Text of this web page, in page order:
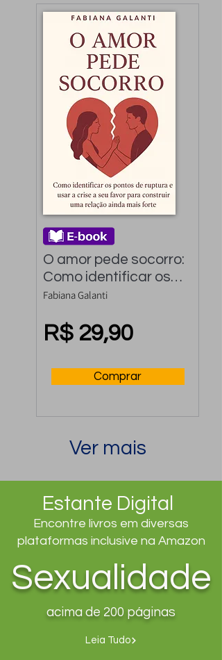
O amor pede socorro:
Como identificar os
pontos de ruptura e
favor para construir
uma relação ainda
Fabiana Galanti
R$ 29,90
Comprar
Ver mais
Estante Digital
Encontre livros em diversas
plataformas inclusive na Amazon
Sexualidade
acima de 200 páginas
Leia Tudo